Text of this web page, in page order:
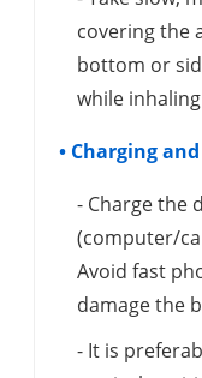
covering the
bottom or
while
• Charging
- Charge the
(computer/
Avoid fast
damage the
- It is